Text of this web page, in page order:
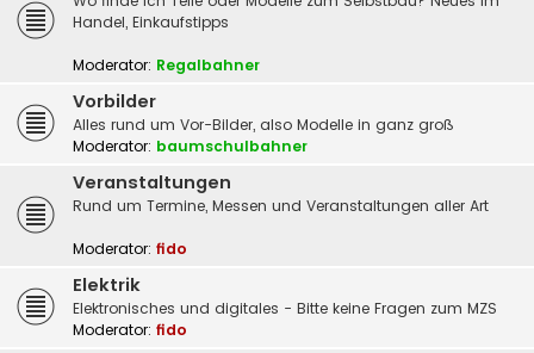
Handel, Einkaufstipps
Moderator: Regalbahner
Vorbilder
Alles rund um Vor-Bilder, also Modelle in ganz groß
Moderator: baumschulbahner
Veranstaltungen
Rund um Termine, Messen und Veranstaltungen aller Art
Moderator: fido
Elektrik
Elektronisches und digitales - Bitte keine Fragen zum MZS
Moderator: fido